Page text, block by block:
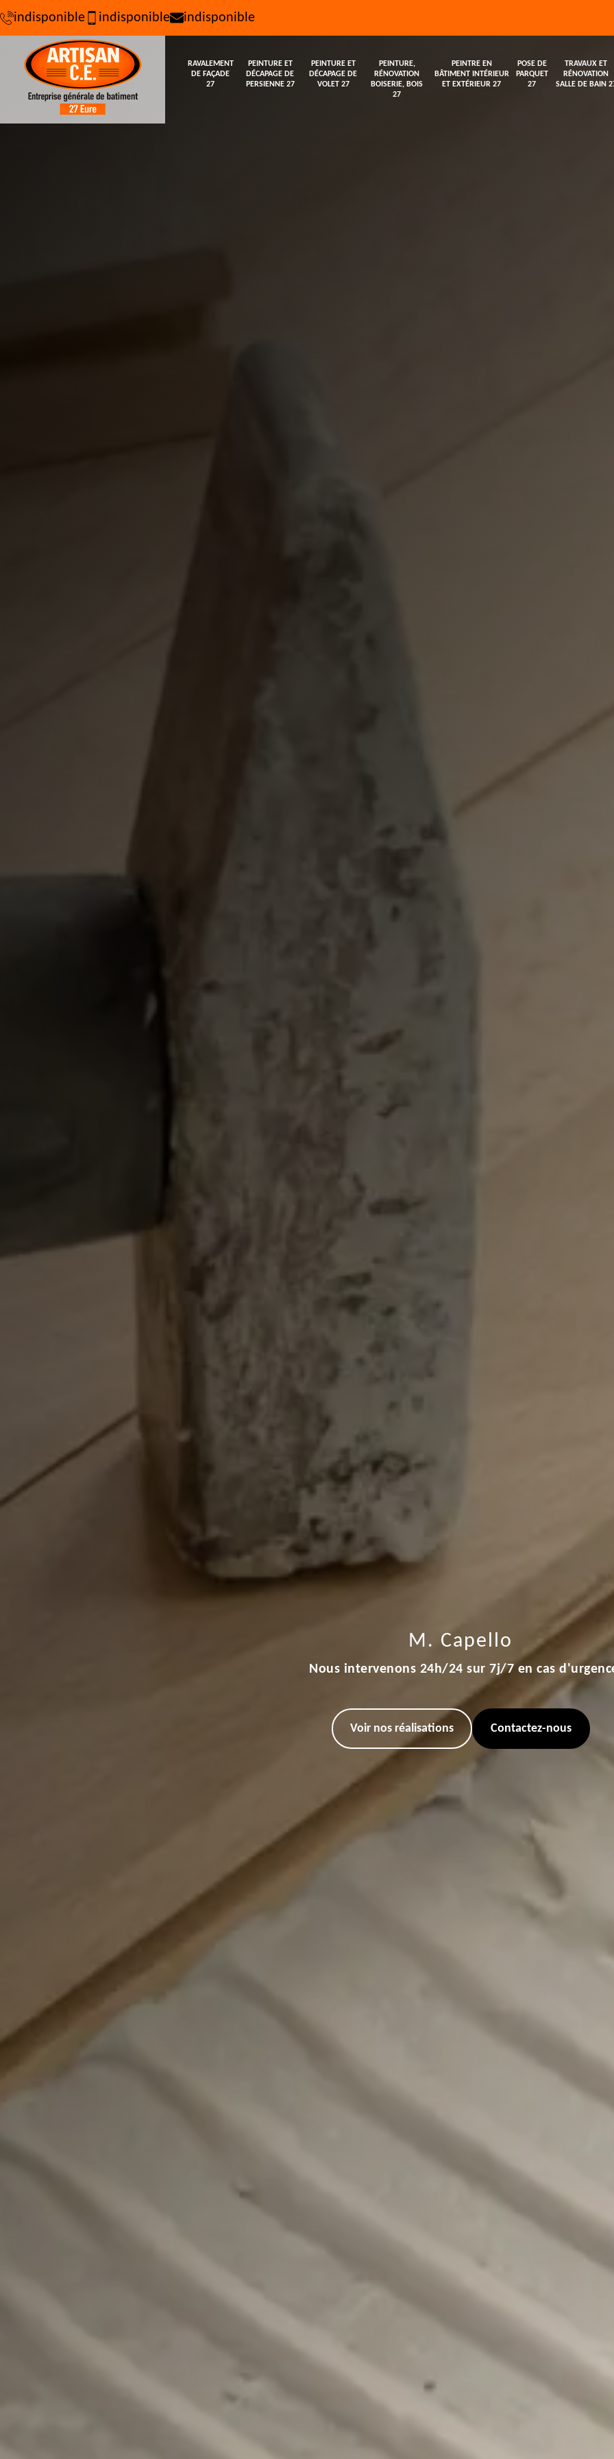
indisponible indisponible indisponible
RAVALEMENT
DE FAÇADE
27
PEINTURE ET
DÉCAPAGE DE
PERSIENNE 27
PEINTURE ET
DÉCAPAGE DE
VOLET 27
PEINTURE,
RÉNOVATION
BOISERIE, BOIS
27
PEINTRE EN
BÂTIMENT INTÉRIEUR
ET EXTÉRIEUR 27
POSE DE
PARQUET
27
TRAVAUX ET
RÉNOVATION
SALLE DE BAIN
M. Capello
Nous intervenons 24h/24 sur 7j/7 en cas
Voir nos réalisations Contactez-nous